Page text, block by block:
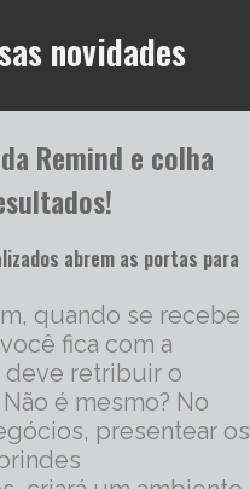
novidades
Remind e colha
abrem as portas para
quando se recebe
fica com a
deve retribuir o
é mesmo? No
presentear os